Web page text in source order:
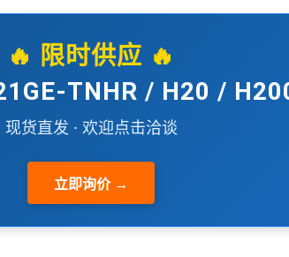
🔥 限时供应 🔥
TNHR / H20 /
现货直发 · 欢迎点击洽谈
立即询价 →